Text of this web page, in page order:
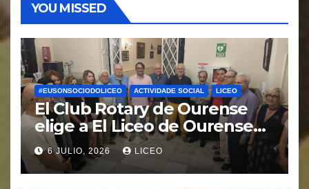
YOU MISSED
#EUSONSOCIODOLICEO ACTIVIDADE SOCIAL LICEO
El Club Rotary de Ourense
elige a El Liceo de Ourense
para la puesta en marcha del
proyecto “Ciudad Cardio
Protegida”.
6 JULIO, 2026 LICEO